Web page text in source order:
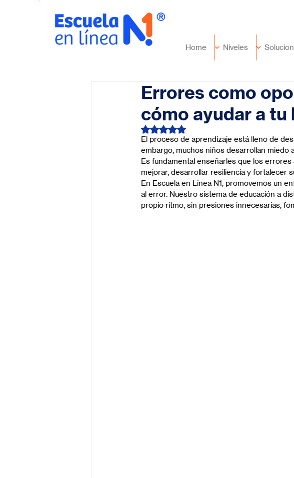
Home Niveles
Errores como
cómo ayudar a
Obtuvo NaN de 5 estrellas.
El proceso de aprendizaje está lleno de
embargo, muchos niños desarrollan miedo
Es fundamental enseñarles que los
mejorar, desarrollar resiliencia y fortalecer
En Escuela en Línea N1, promovemos un
al error. Nuestro sistema de educación a
propio ritmo, sin presiones innecesarias,